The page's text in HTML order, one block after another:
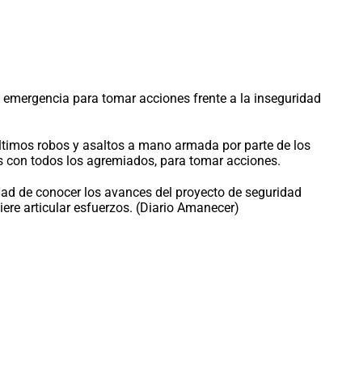
para tomar acciones frente a la inseguridad
robos y asaltos a mano armada por parte de los
con todos los agremiados, para tomar acciones.
de conocer los avances del proyecto de seguridad
articular esfuerzos. (Diario Amanecer)